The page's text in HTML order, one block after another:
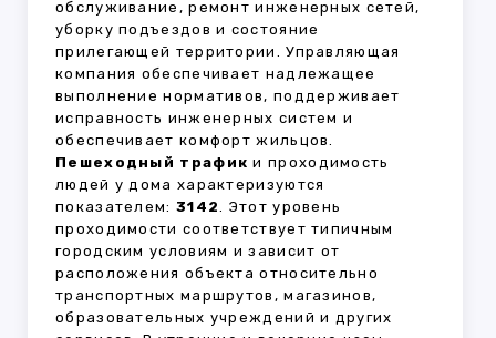
обслуживание, ремонт инженерных сетей,
уборку подъездов и состояние
прилегающей территории. Управляющая
компания обеспечивает надлежащее
выполнение нормативов, поддерживает
исправность инженерных систем и
обеспечивает комфорт жильцов.
Пешеходный трафик и проходимость
людей у дома характеризуются
показателем: 3142. Этот уровень
проходимости соответствует типичным
городским условиям и зависит от
расположения объекта относительно
транспортных маршрутов, магазинов,
образовательных учреждений и других